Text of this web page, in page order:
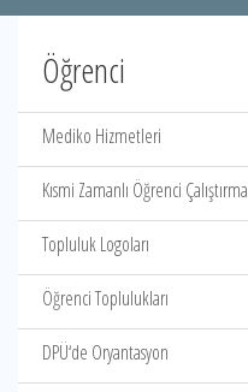
Öğrenci
Mediko Hizmetleri
Kısmi Zamanlı Öğrenci Çalıştırma
Topluluk Logoları
Öğrenci Toplulukları
DPÜ‘de Oryantasyon